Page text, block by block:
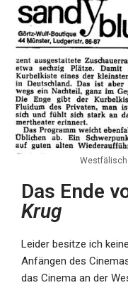
Das Ende
Krug
Leider besitze ich
Anfängen des
das Cinema an der